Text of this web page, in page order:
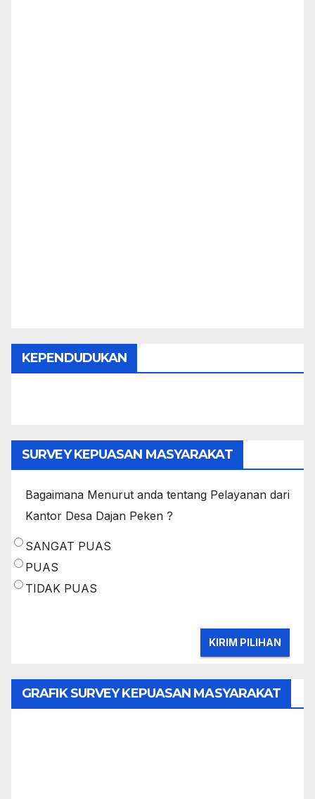
KEPENDUDUKAN
SURVEY KEPUASAN MASYARAKAT
Bagaimana Menurut anda tentang Pelayanan dari
Kantor Desa Dajan Peken ?
SANGAT PUAS
PUAS
TIDAK PUAS
GRAFIK SURVEY KEPUASAN MASYARAKAT